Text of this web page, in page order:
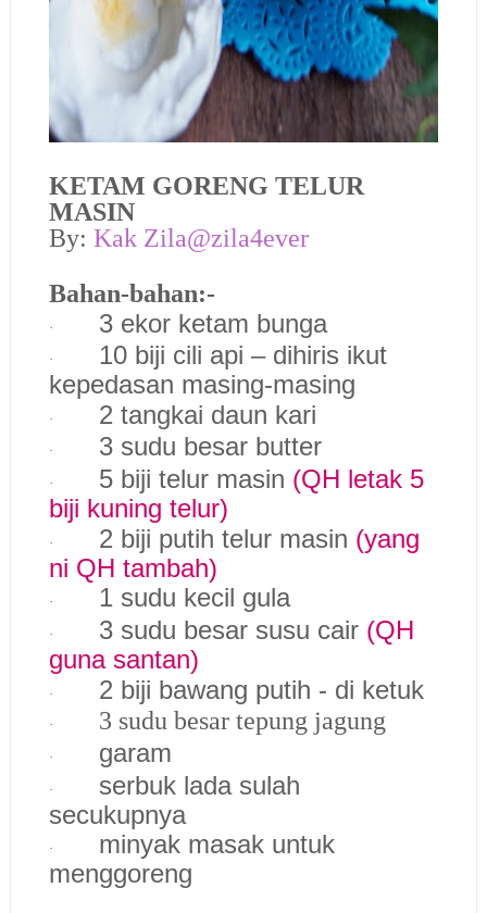
KETAM GORENG TELUR
MASIN
By: Kak Zila@zila4ever
Bahan-bahan:-
· 3 ekor ketam bunga
·
10 biji cili api – dihiris ikut
kepedasan masing-masing
· 2 tangkai daun kari
· 3 sudu besar butter
· 5 biji telur masin (QH letak 5
biji kuning telur)
· 2 biji putih telur masin (yang
ni QH tambah)
· 1 sudu kecil gula
· 3 sudu besar susu cair (QH
guna santan)
· 2 biji bawang putih - di ketuk
· 3 sudu besar tepung jagung
· garam
·
serbuk lada sulah
secukupnya
·
minyak masak untuk
menggoreng